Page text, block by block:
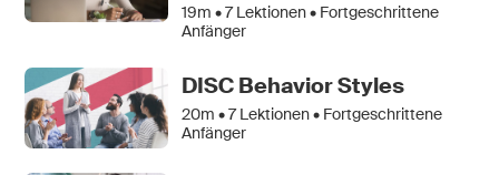
19m •7Lektionen • Fortgeschrittene
Anfänger
DISC Behavior Styles
20m •7Lektionen • Fortgeschrittene
Anfänger